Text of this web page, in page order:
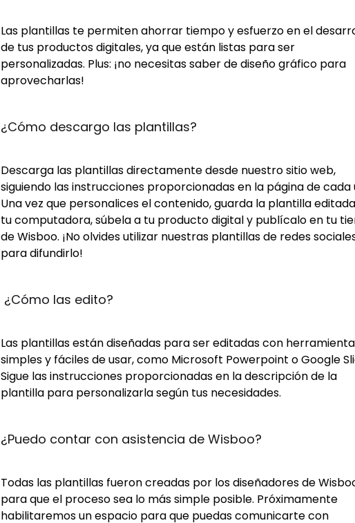
Las plantillas te permiten ahorrar tiempo y esfuerzo en el
de tus productos digitales, ya que están listas para ser
personalizadas. Plus: ¡no necesitas saber de diseño gráfico para
aprovecharlas!
¿Cómo descargo las plantillas?
Descarga las plantillas directamente desde nuestro sitio web,
siguiendo las instrucciones proporcionadas en la página de cada
Una vez que personalices el contenido, guarda la plantilla
tu computadora, súbela a tu producto digital y publícalo en tu
de Wisboo. ¡No olvides utilizar nuestras plantillas de redes
para difundirlo!
¿Cómo las edito?
Las plantillas están diseñadas para ser editadas con
simples y fáciles de usar, como Microsoft Powerpoint o Google
Sigue las instrucciones proporcionadas en la descripción de la
plantilla para personalizarla según tus necesidades.
¿Puedo contar con asistencia de Wisboo?
Todas las plantillas fueron creadas por los diseñadores de
para que el proceso sea lo más simple posible. Próximamente
habilitaremos un espacio para que puedas comunicarte con